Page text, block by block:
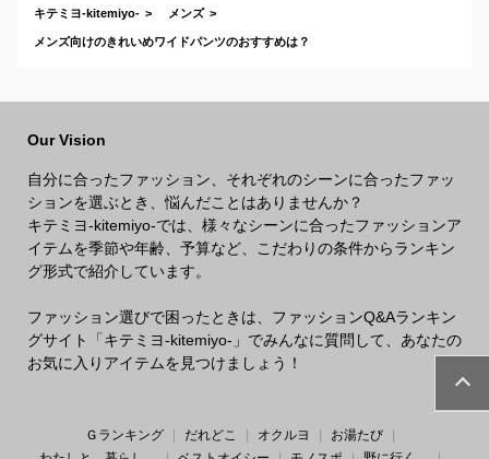
キテミヨ-kitemiyo- メンズ
メンズ向けのきれいめワイドパンツのおすすめは？
Our Vision
自分に合ったファッション、それぞれのシーンに合ったファッ
ションを選ぶとき、悩んだことはありませんか？
キテミヨ-kitemiyo-では、様々なシーンに合ったファッションア
イテムを季節や年齢、予算など、こだわりの条件からランキン
グ形式で紹介しています。
ファッション選びで困ったときは、ファッションQ&Aランキン
グサイト「キテミヨ-kitemiyo-」でみんなに質問して、あなたの
お気に入りアイテムを見つけましょう！
Ｇランキング だれどこ オクルヨ
お湯たび